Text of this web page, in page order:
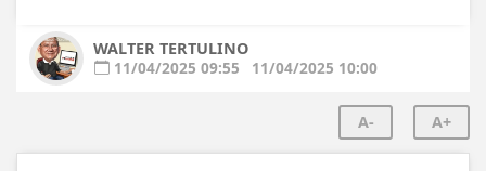
WALTER TERTULINO
11/04/2025 09:55
11/04/2025 10:00
A- A+